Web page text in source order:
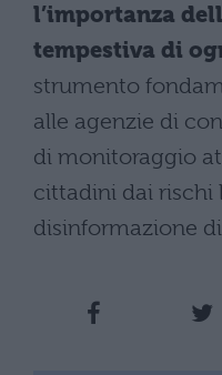
l’importanza
tempestiva di
strumento
alle agenzie di
di monitoraggio
cittadini dai rischi
disinformazione